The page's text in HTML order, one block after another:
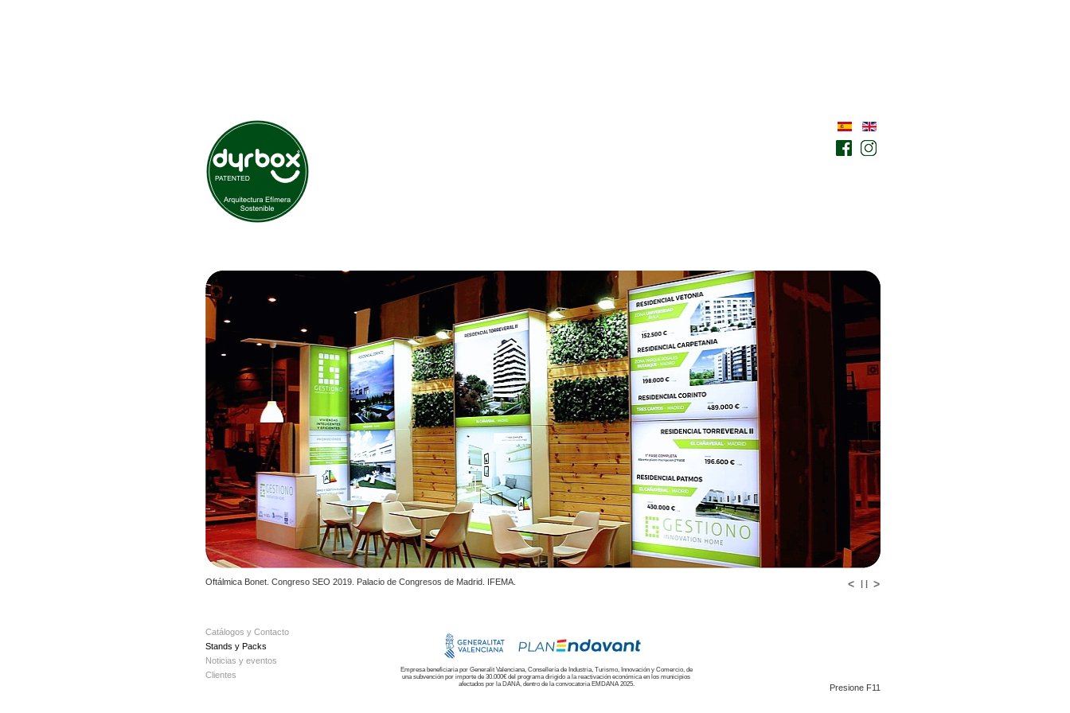
Oftálmica Bonet. Congreso SEO 2019. Palacio de Congresos de Madrid. IFEMA. < | | >
Catálogos y Contacto
Stands y Packs
Noticias y eventos
Clientes
Empresa beneficiaria por Generalit Valenciana, Consellería de Industria, Turismo, Innovación y Comercio, de
una subvención por importe de 30.000€ del programa dirigido a la reactivación económica en los municipios
afectados por la DANA, dentro de la convocatoria EMDANA 2025.
Presione F11